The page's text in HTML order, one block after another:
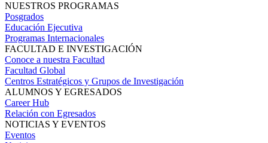
NUESTROS PROGRAMAS
Posgrados
Educación Ejecutiva
Programas Internacionales
FACULTAD E INVESTIGACIÓN
Conoce a nuestra Facultad
Facultad Global
Centros Estratégicos y Grupos de Investigación
ALUMNOS Y EGRESADOS
Career Hub
Relación con Egresados
NOTICIAS Y EVENTOS
Eventos